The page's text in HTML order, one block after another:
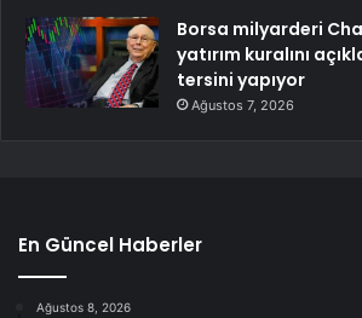
Borsa milyarderi
yatırım kuralını
tersini yapıyor
Ağustos 7, 2026
En Güncel Haberler
Ağustos 8, 2026